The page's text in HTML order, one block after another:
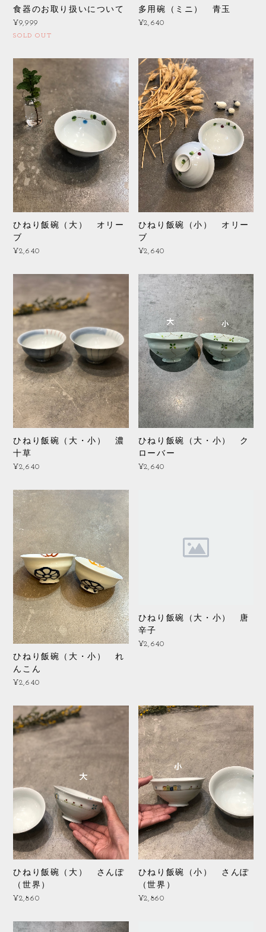
食器のお取り扱いについて
¥9,999
SOLD OUT
多用碗（ミニ） 青玉
¥2,640
ひねり飯碗（大） オリー
ブ
¥2,640
ひねり飯碗（小） オリー
ブ
¥2,640
ひねり飯碗（大・小） 濃
十草
¥2,640
ひねり飯碗（大・小） ク
ローバー
¥2,640
ひねり飯碗（大・小） れ
んこん
¥2,640
ひねり飯碗（大・小） 唐
辛子
¥2,640
ひねり飯碗（大） さんぽ
（世界）
¥2,860
ひねり飯碗（小） さんぽ
（世界）
¥2,860